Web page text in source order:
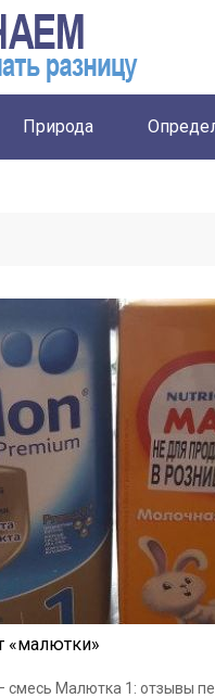
Природа
«малютки»
смесь Малютка 1: отзывы